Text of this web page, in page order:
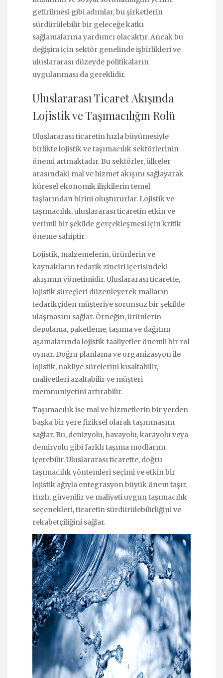
getirilmesi gibi adımlar, bu şirketlerin
sürdürülebilir bir geleceğe katkı
sağlamalarına yardımcı olacaktır. Ancak bu
değişim için sektör genelinde işbirlikleri ve
uluslararası düzeyde politikaların
uygulanması da gereklidir.
Uluslararası Ticaret Akışında
Lojistik ve Taşımacılığın Rolü
Uluslararası ticaretin hızla büyümesiyle
birlikte lojistik ve taşımacılık sektörlerinin
önemi artmaktadır. Bu sektörler, ülkeler
arasındaki mal ve hizmet akışını sağlayarak
küresel ekonomik ilişkilerin temel
taşlarından birini oluştururlar. Lojistik ve
taşımacılık, uluslararası ticaretin etkin ve
verimli bir şekilde gerçekleşmesi için kritik
öneme sahiptir.
Lojistik, malzemelerin, ürünlerin ve
kaynakların tedarik zinciri içerisindeki
akışının yönetimidir. Uluslararası ticarette,
lojistik süreçleri düzenleyerek malların
tedarikçiden müşteriye sorunsuz bir şekilde
ulaşmasını sağlar. Örneğin, ürünlerin
depolama, paketleme, taşıma ve dağıtım
aşamalarında lojistik faaliyetler önemli bir rol
oynar. Doğru planlama ve organizasyon ile
lojistik, nakliye sürelerini kısaltabilir,
maliyetleri azaltabilir ve müşteri
memnuniyetini artırabilir.
Taşımacılık ise mal ve hizmetlerin bir yerden
başka bir yere fiziksel olarak taşınmasını
sağlar. Bu, denizyolu, havayolu, karayolu veya
demiryolu gibi farklı taşıma modlarını
içerebilir. Uluslararası ticarette, doğru
taşımacılık yöntemleri seçimi ve etkin bir
lojistik ağıyla entegrasyon büyük önem taşır.
Hızlı, güvenilir ve maliyeti uygun taşımacılık
seçenekleri, ticaretin sürdürülebilirliğini ve
rekabetçiliğini sağlar.